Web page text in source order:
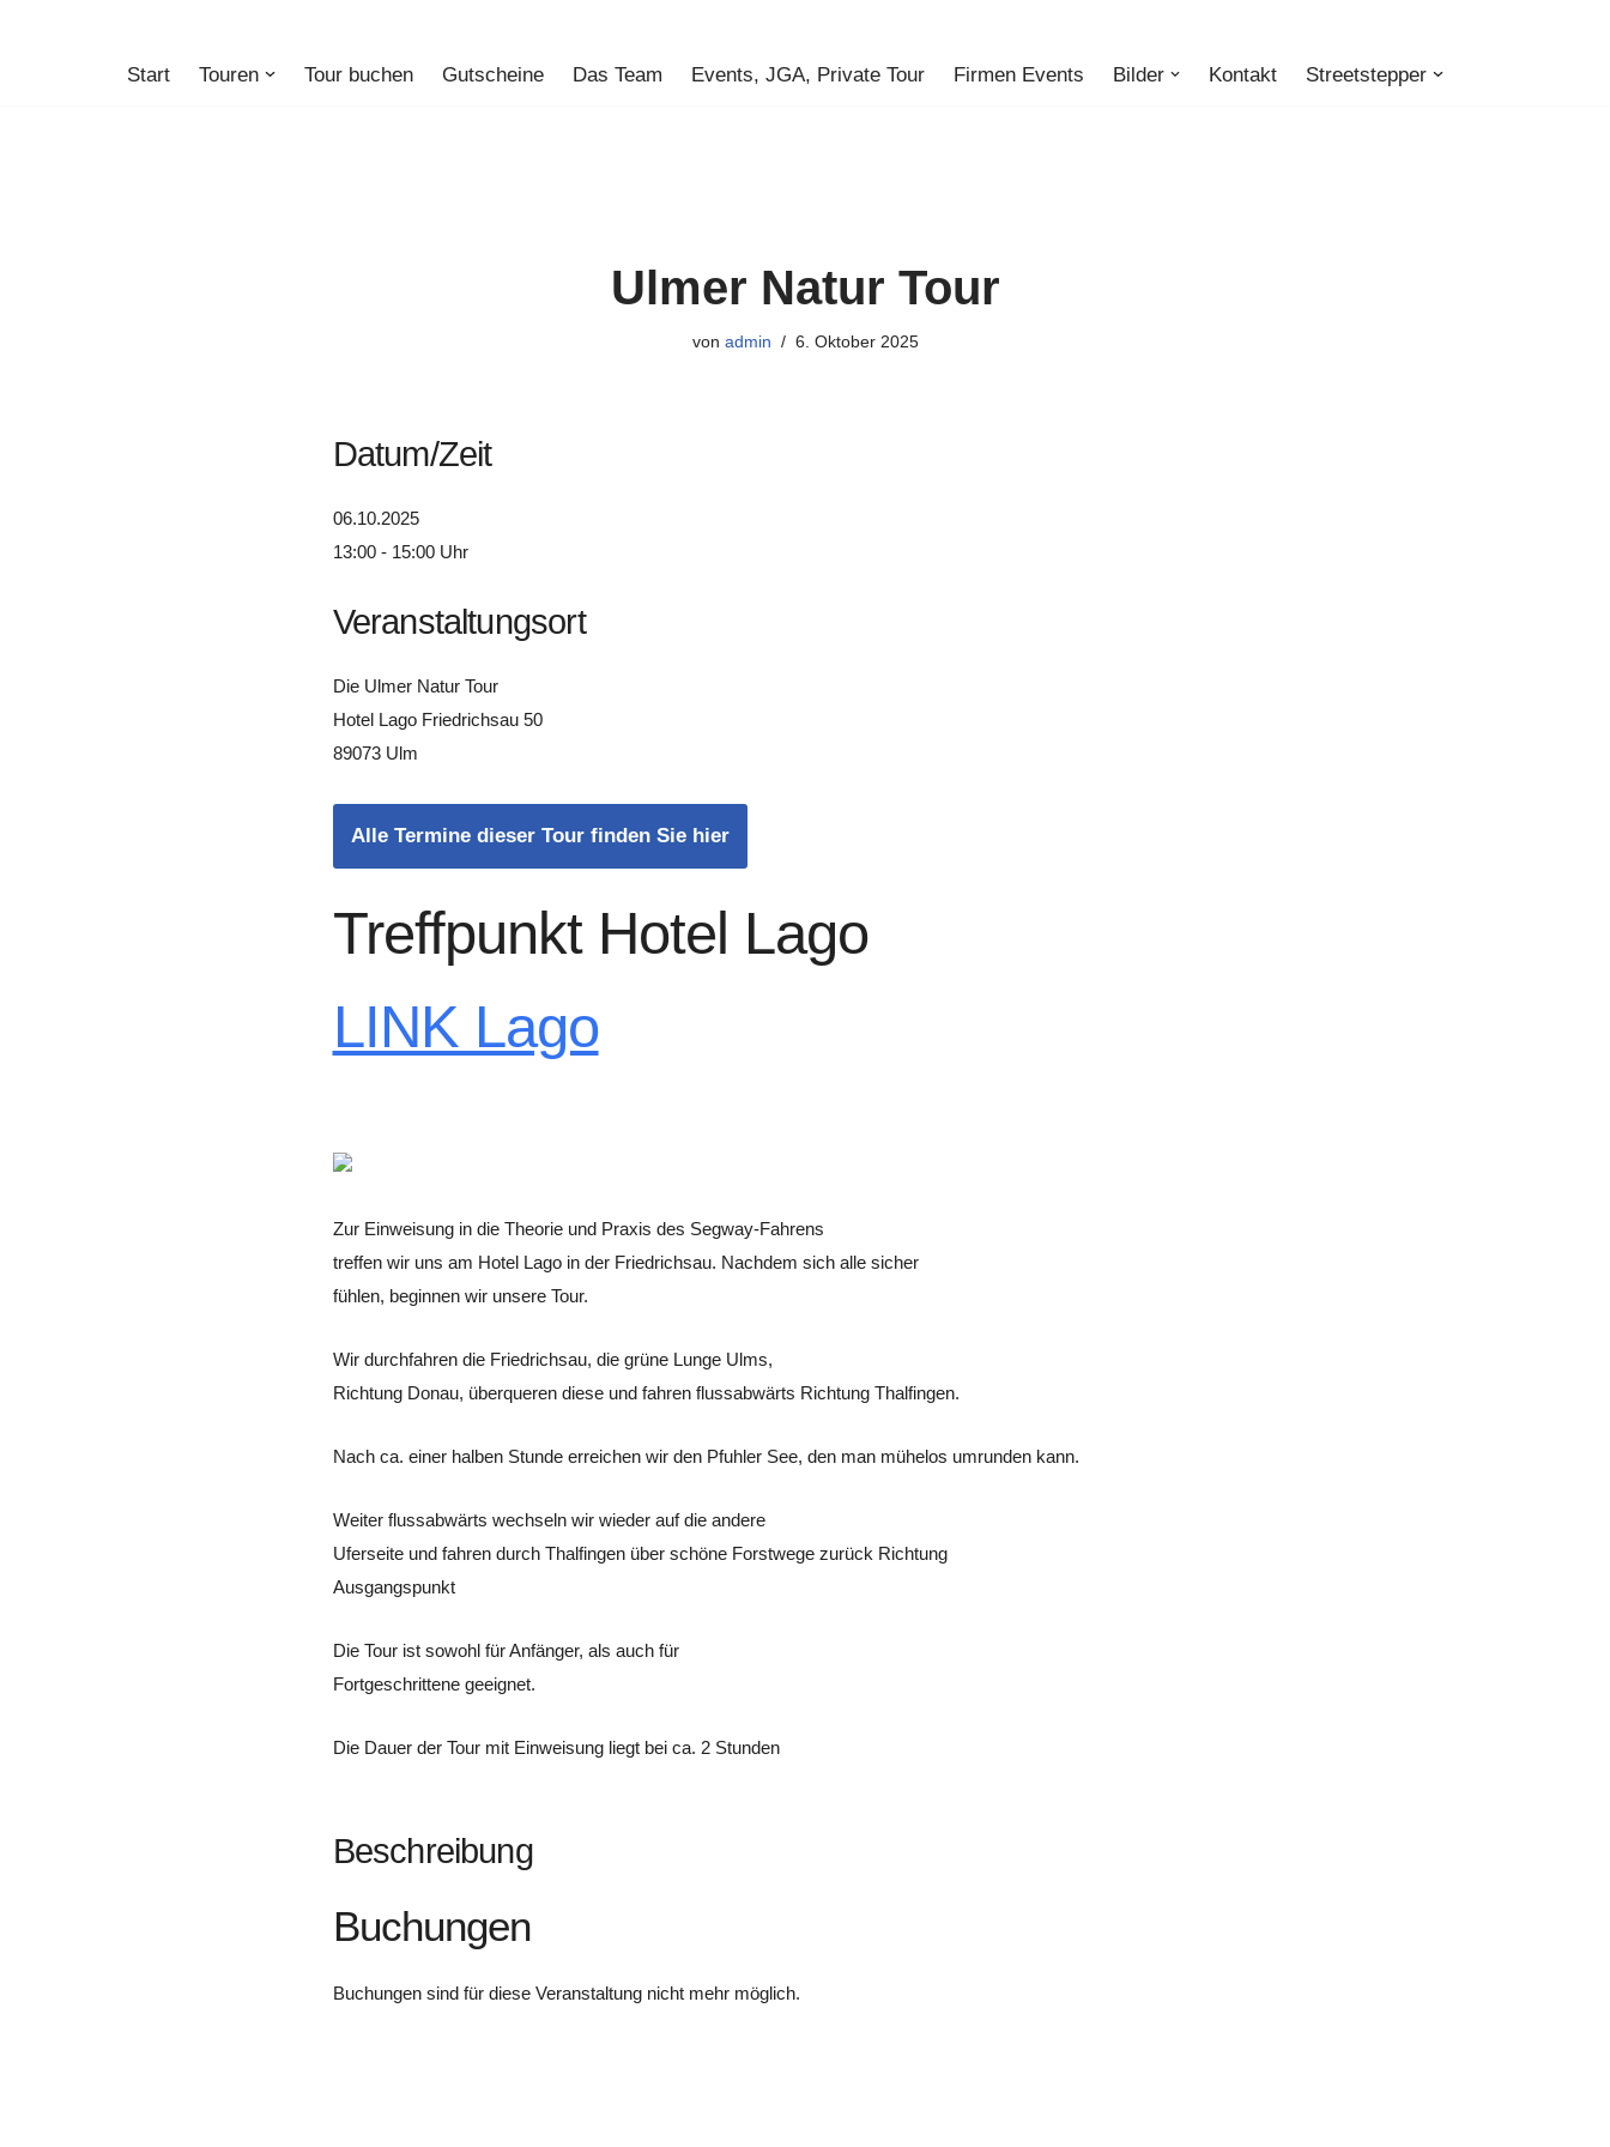
Start Touren Tour buchen Gutscheine Das Team Events, JGA, Private Tour Firmen Events Bilder Kontakt Streetstepper
Ulmer Natur Tour
von admin 6. Oktober 2025
Datum/Zeit
06.10.2025
13:00 - 15:00 Uhr
Veranstaltungsort
Die Ulmer Natur Tour
Hotel Lago Friedrichsau 50
89073 Ulm
Alle Termine dieser Tour finden Sie hier
Treffpunkt Hotel Lago
LINK Lago
Zur Einweisung in die Theorie und Praxis des Segway-Fahrens
treffen wir uns am Hotel Lago in der Friedrichsau. Nachdem sich alle sicher
fühlen, beginnen wir unsere Tour.
Wir durchfahren die Friedrichsau, die grüne Lunge Ulms,
Richtung Donau, überqueren diese und fahren flussabwärts Richtung Thalfingen.
Nach ca. einer halben Stunde erreichen wir den PfuhlerSee, den man mühelos umrunden kann.
Weiter flussabwärts wechseln wir wieder auf die andere
Uferseite und fahren durch Thalfingen über schöne Forstwege zurück Richtung
Ausgangspunkt
Die Tour ist sowohl für Anfänger, als auch für
Fortgeschrittene geeignet.
Die Dauer der Tour mit Einweisung liegt bei ca. 2 Stunden
Beschreibung
Buchungen
Buchungen sind für diese Veranstaltung nicht mehr möglich.